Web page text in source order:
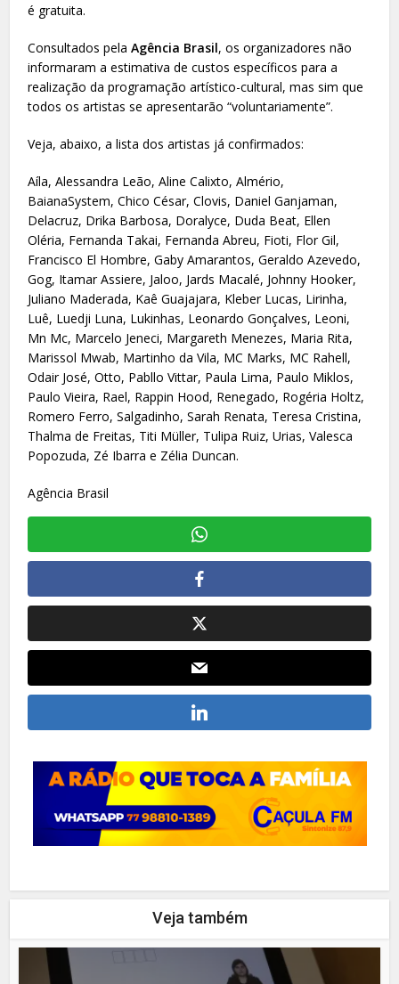
é gratuita.
Consultados pelaAgência Brasil, os organizadores não
informaram a estimativa de custos específicos para a
realização da programação artístico-cultural, mas sim que
todos os artistas se apresentarão “voluntariamente”.
Veja, abaixo, a lista dos artistas já confirmados:
Aíla, Alessandra Leão, Aline Calixto, Almério,
BaianaSystem, Chico César, Clovis, Daniel Ganjaman,
Delacruz, Drika Barbosa, Doralyce, Duda Beat, Ellen
Oléria, Fernanda Takai, Fernanda Abreu, Fioti, Flor Gil,
Francisco El Hombre, Gaby Amarantos, Geraldo Azevedo,
Gog, Itamar Assiere, Jaloo, Jards Macalé, Johnny Hooker,
Juliano Maderada, Kaê Guajajara, Kleber Lucas, Lirinha,
Luê, Luedji Luna, Lukinhas, Leonardo Gonçalves, Leoni,
Mn Mc, Marcelo Jeneci, Margareth Menezes, Maria Rita,
Marissol Mwab, Martinho da Vila, MC Marks, MC Rahell,
Odair José, Otto, Pabllo Vittar, Paula Lima, Paulo Miklos,
Paulo Vieira, Rael, Rappin Hood, Renegado, Rogéria Holtz,
Romero Ferro, Salgadinho, Sarah Renata, Teresa Cristina,
Thalma de Freitas, Titi Müller, Tulipa Ruiz, Urias, Valesca
Popozuda, Zé Ibarra e Zélia Duncan.
Agência Brasil
Veja também